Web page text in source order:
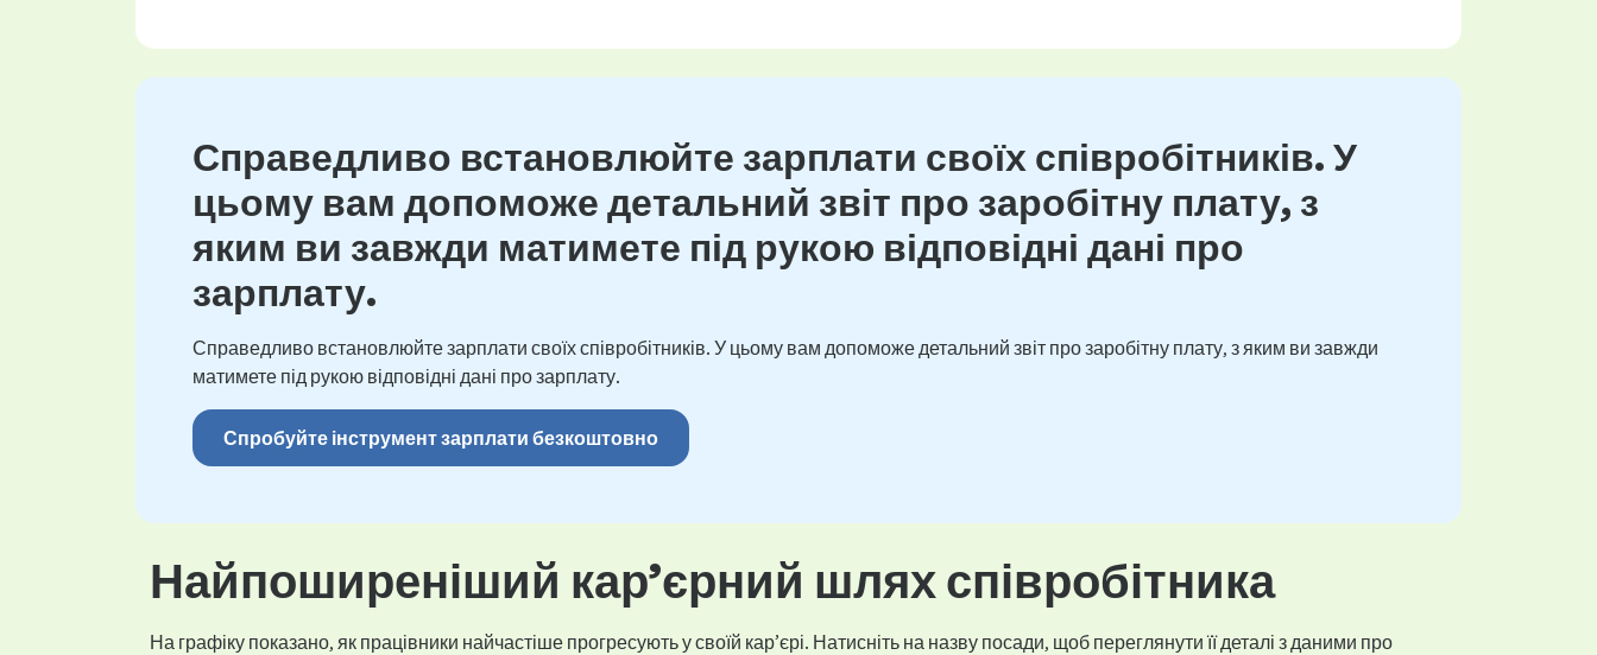
Справедливо встановлюйте зарплати своїх співробітників. У
цьому вам допоможе детальний звіт про заробітну плату, з
яким ви завжди матимете під рукою відповідні дані про
зарплату.
Справедливо встановлюйте зарплати своїх співробітників. У цьому вам допоможе детальний звіт про заробітну плату, з яким ви завжди
матимете під рукою відповідні дані про зарплату.
Спробуйте інструмент зарплати безкоштовно
Найпоширеніший кар’єрний шлях співробітника
На графіку показано, як працівники найчастіше прогресують у своїй кар’єрі. Натисніть на назву посади, щоб переглянути її деталі з даними про